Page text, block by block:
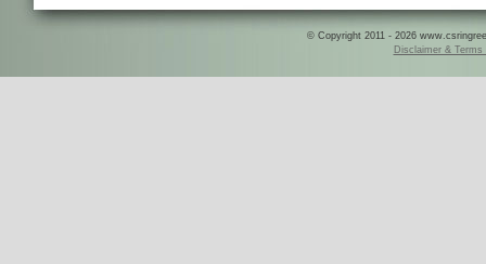
© Copyright 2011 - 2026
Disclaimer & Terms